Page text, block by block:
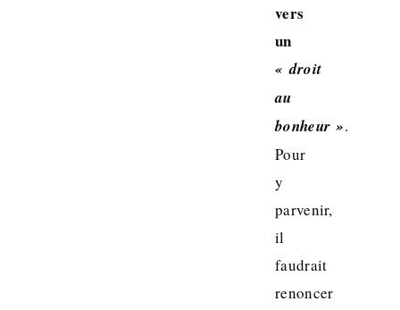
vers
un
« droit
au
bonheur ».
Pour
y
parvenir,
il
faudrait
renoncer